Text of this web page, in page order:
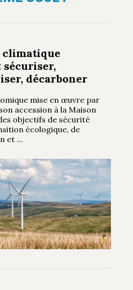
sécuriser,
décarboner
mise en œuvre par
accession à la Maison
objectifs de sécurité
écologique, de
et …